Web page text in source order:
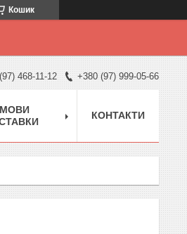
Кошик
468-11-12 +380 (97) 999-05-66
КОНТАКТИ